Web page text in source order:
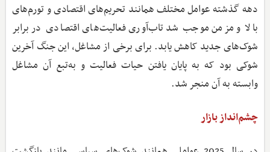
دهه گذشته عوامل مختلف همانند تحریم‌های اقتصادی و تورم‌های
بالا و مزمن موجب شد تاب‌آوری فعالیت‌های اقتصادی در برابر
شوک‌های جدید کاهش یابد. برای برخی از مشاغل، این جنگ آخرین
شوکی بود که به پایان یافتن حیات فعالیت و به‌تبع آن مشاغل
وابسته به آن منجر شد.
چشم‌انداز بازار